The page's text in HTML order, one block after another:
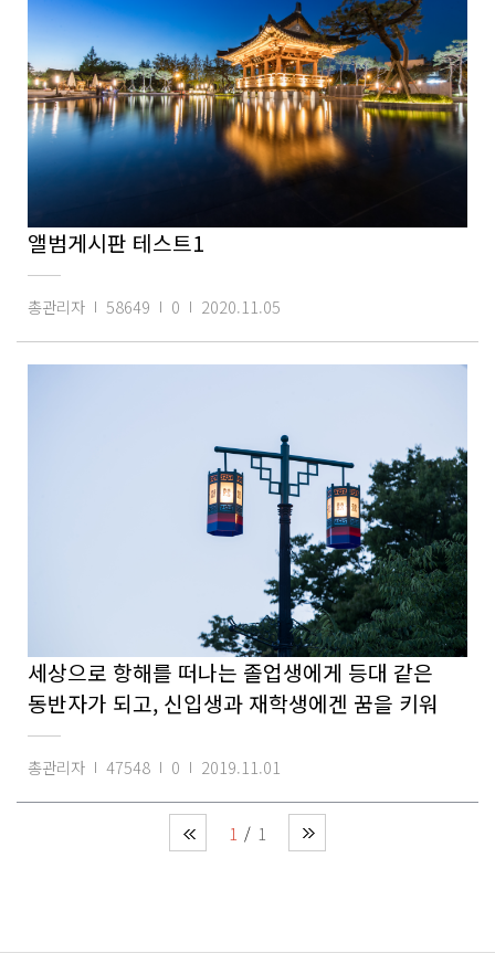
앨범게시판 테스트1
총관리자 58649 0 2020.11.05
세상으로 항해를 떠나는 졸업생에게 등대 같은
동반자가 되고, 신입생과 재학생에겐 꿈을 키워
총관리자 47548 0 2019.11.01
1 1